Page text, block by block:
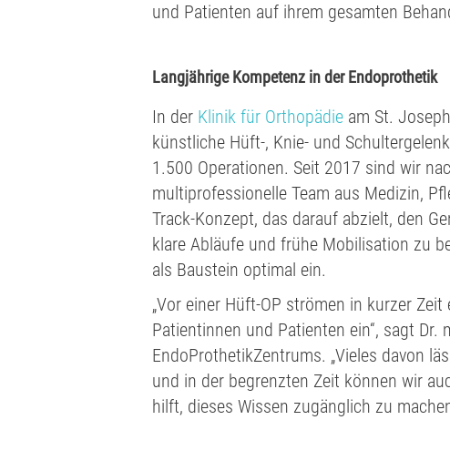
und Patienten auf ihrem gesamten
Langjährige Kompetenz in der Endoprothetik
In der Klinik für Orthopädie am St.
künstliche Hüft-, Knie- und
1.500 Operationen. Seit 2017 sind wir
multiprofessionelle Team aus Medizin,
Track-Konzept, das darauf abzielt, den
klare Abläufe und frühe Mobilisation zu
als Baustein optimal ein.
„Vor einer Hüft-OP strömen in kurzer
Patientinnen und Patienten ein“, sagt
EndoProthetikZentrums. „Vieles davon
und in der begrenzten Zeit können wir
hilft, dieses Wissen zugänglich zu